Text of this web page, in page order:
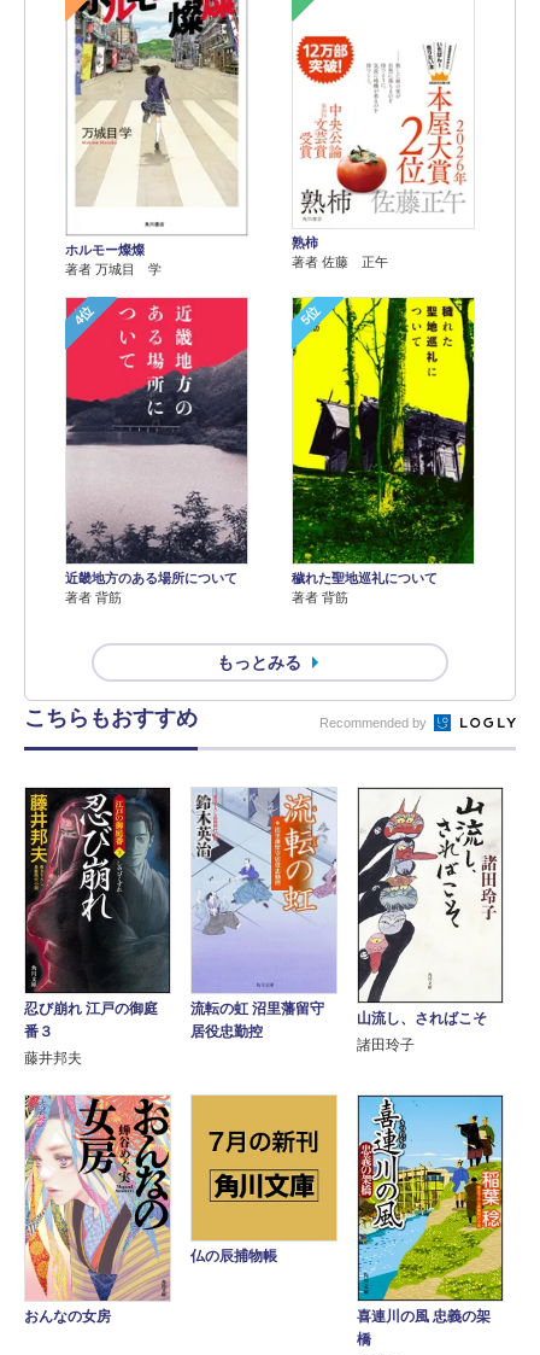
ホルモー燦燦
著者 万城目 学
熟柿
著者 佐藤 正午
4位
近畿地方のある場所について
著者 背筋
5位
穢れた聖地巡礼について
著者 背筋
もっとみる
こちらもおすすめ Recommended by
忍び崩れ 江戸の御庭
番３
藤井邦夫
流転の虹 沼里藩留守
居役忠勤控
山流し、さればこそ
諸田玲子
おんなの女房
仏の辰捕物帳
喜連川の風 忠義の架
橋